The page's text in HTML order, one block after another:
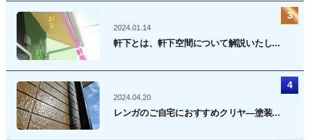
2024.01.14
軒下とは、軒下空間について解説いたし...
2024.04.20
レンガのご自宅におすすめクリヤ―塗装...